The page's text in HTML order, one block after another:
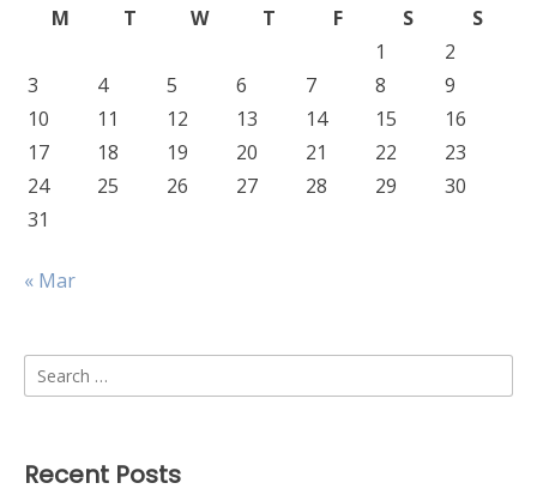
M
T W T F S
S
1
2
3
4 5 6 7 8
9
10
11 12 13 14 15
16
17
18 19 20 21 22
23
24
25 26 27 28 29
30
31
« Mar
Search
for:
Recent Posts